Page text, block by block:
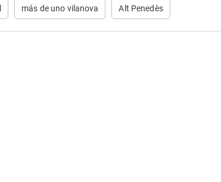
más de uno vilanova Alt Penedès